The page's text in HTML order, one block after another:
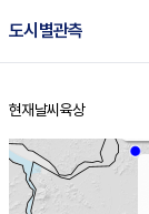
도시별관측
홈
현재날씨 육상